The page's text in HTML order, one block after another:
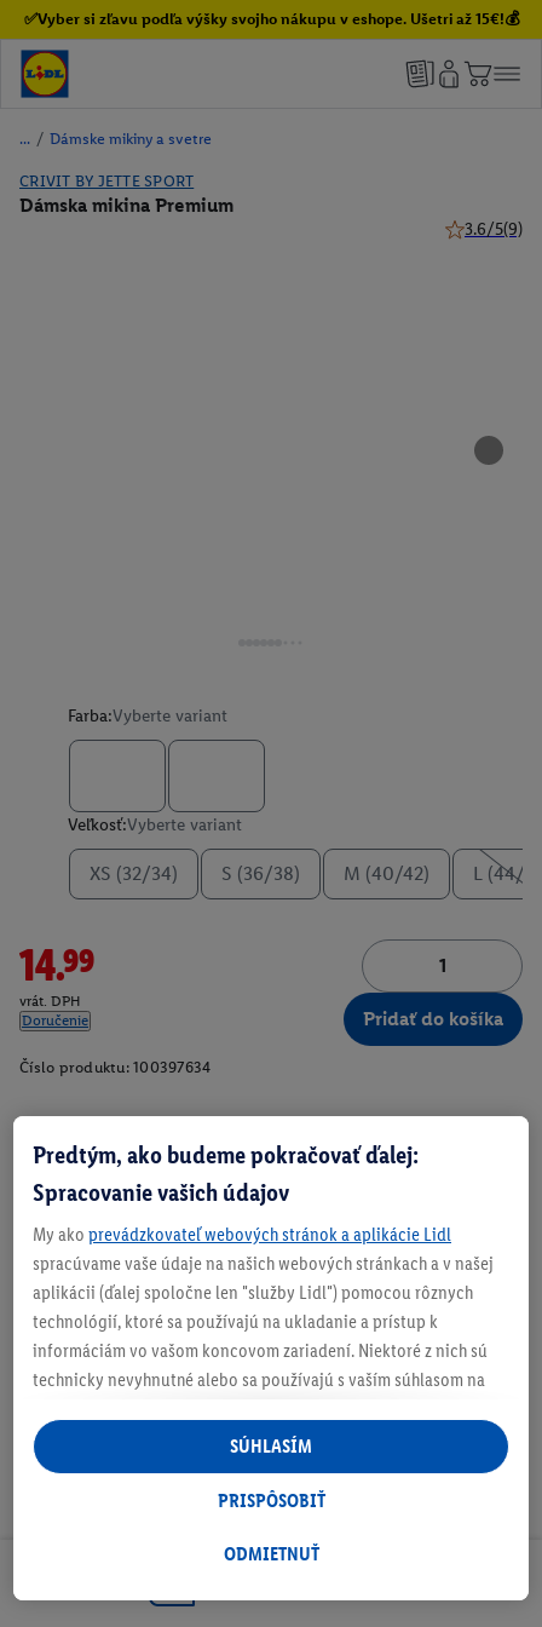
✅Vyber si zľavu podľa výšky svojho nákupu v eshope. Ušetri až 15€!💰
/ Dámske mikiny a svetre
CRIVIT BY JETTE SPORT
Dámska mikina Premium
3.6/5(9)
Farba:Vyberte variant
Veľkosť:Vyberte variant
XS (32/34) S (36/38) M (40/42) L (44/
14.99
vrát. DPH
Doručenie
Pridať do košíka
Číslo produktu: 100397634
Zistite svoju veľkosť
O produkte
Predtým, ako budeme pokračovať ďalej:
Spracovanie vašich údajov
My ako prevádzkovateľ webových stránok a aplikácie Lidl
spracúvame vaše údaje na našich webových stránkach a v našej
aplikácii (ďalej spoločne len "služby Lidl") pomocou rôznych
technológií, ktoré sa používajú na ukladanie a prístup k
informáciám vo vašom koncovom zariadení. Niektoré z nich sú
technicky nevyhnutné alebo sa používajú s vaším súhlasom na
personalizovanú reklamu v rámci služieb Lidl aj mimo nich. Ak
ste účastníkom programu Lidl Plus, na tieto účely sa spracúvajú
aj údaje z vášho nákupného správania v obchode.
následne si vytvoríte účet Lidl Plus alebo sa prihlásite do svojho
tiež vytvoriť špeciálny online identifikátor z e-mailovej adresy,
ODMIETNUŤ
PRISPÔSOBIŤ
SÚHLASÍM